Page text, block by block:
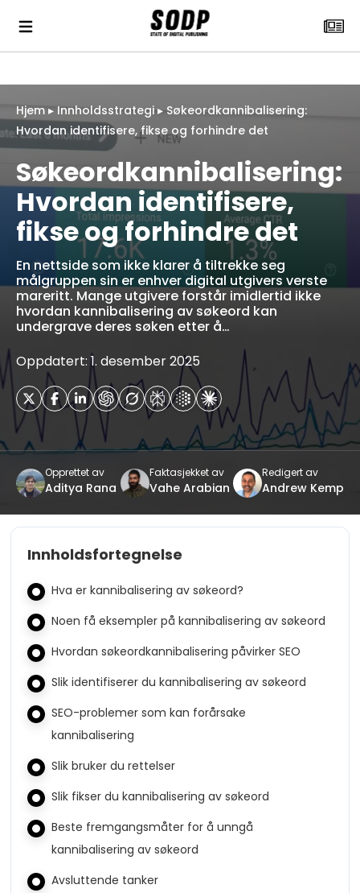
Hjem ▸ Innholdsstrategi ▸ Søkeordkannibalisering:
Hvordan identifisere, fikse og forhindre det
Søkeordkannibalisering:
Hvordan identifisere,
fikse og forhindre det
En nettside som ikke klarer å tiltrekke seg
målgruppen sin er enhver digital utgivers verste
mareritt. Mange utgivere forstår imidlertid ikke
hvordan kannibalisering av søkeord kan
undergrave deres søken etter å…
Oppdatert: 1. desember 2025
Opprettet av
Aditya Rana
Faktasjekket av
Vahe Arabian
Redigert av
Andrew Kemp
Innholdsfortegnelse
Hva er kannibalisering av søkeord?
Noen få eksempler på kannibalisering av søkeord
Hvordan søkeordkannibalisering påvirker SEO
Slik identifiserer du kannibalisering av søkeord
SEO-problemer som kan forårsake
kannibalisering
Slik bruker du rettelser
Slik fikser du kannibalisering av søkeord
Beste fremgangsmåter for å unngå
kannibalisering av søkeord
Avsluttende tanker